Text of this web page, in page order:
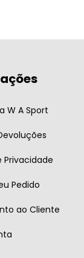
W A Sport
Privacidade
Pedido
ao Cliente